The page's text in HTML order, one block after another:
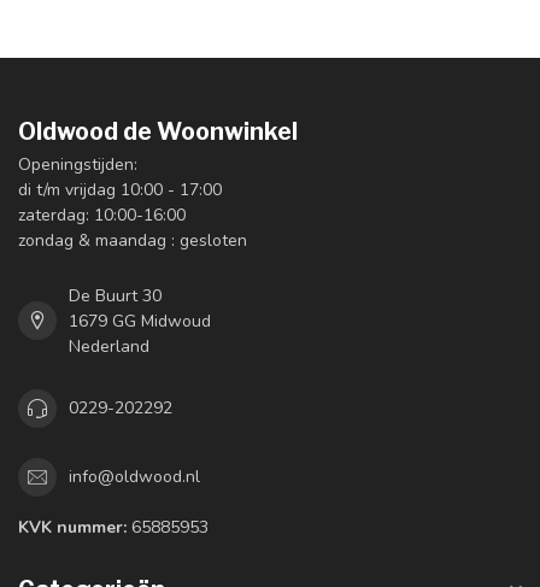
Oldwood de Woonwinkel
Openingstijden:
di t/m vrijdag 10:00 - 17:00
zaterdag: 10:00-16:00
zondag & maandag : gesloten
De Buurt 30
1679 GG Midwoud
Nederland
0229-202292
info@oldwood.nl
KVK nummer: 65885953